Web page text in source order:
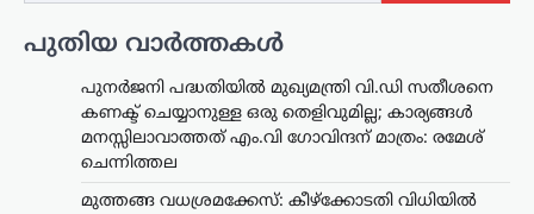
പുതിയ വാർത്തകൾ
പുനർജനി പദ്ധതിയിൽ മുഖ്യമന്ത്രി വി.ഡി സതീശനെ
കണക്ട് ചെയ്യാനുള്ള ഒരു തെളിവുമില്ല; കാര്യങ്ങൾ
മനസ്സിലാവാത്തത് എം.വി ഗോവിന്ദന് മാത്രം: രമേശ്
ചെന്നിത്തല
മുത്തങ്ങ വധശ്രമക്കേസ്: കീഴ്‌ക്കോടതി വിധിയിൽ